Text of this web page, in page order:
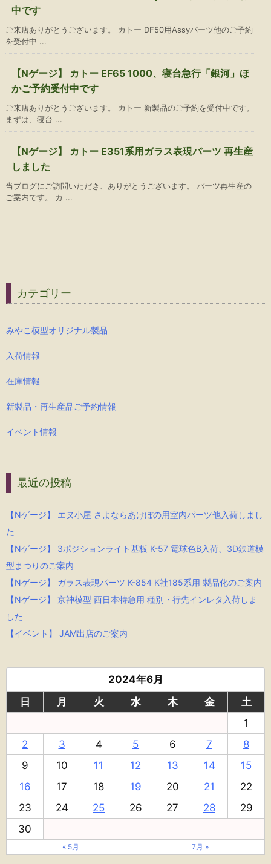
中です
ご来店ありがとうございます。 カトー DF50用Assyパーツ他のご予約
を受付中 ...
【Nゲージ】 カトー EF65 1000、寝台急行「銀河」ほ
かご予約受付中です
ご来店ありがとうございます。 カトー 新製品のご予約を受付中です。
まずは、寝台 ...
【Nゲージ】 カトー E351系用ガラス表現パーツ 再生産
しました
当ブログにご訪問いただき、ありがとうございます。 パーツ再生産の
ご案内です。 カ ...
カテゴリー
みやこ模型オリジナル製品
入荷情報
在庫情報
新製品・再生産品ご予約情報
イベント情報
最近の投稿
【Nゲージ】 エヌ小屋 さよならあけぼの用室内パーツ他入荷しまし
た
【Nゲージ】 3ポジションライト基板 K-57 電球色B入荷、3D鉄道模
型まつりのご案内
【Nゲージ】 ガラス表現パーツ K-854 K社185系用 製品化のご案内
【Nゲージ】 京神模型 西日本特急用 種別・行先インレタ入荷しま
した
【イベント】 JAM出店のご案内
2024年6月
日
月 火 水 木 金
土
1
2
3 4 5 6 7
8
9
10 11 12 13 14
15
16
17 18 19 20 21
22
23
24 25 26 27 28
29
30
« 5月 7月 »